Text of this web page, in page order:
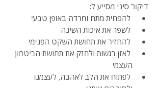
דיקור סיני מסייע ל:
לאזן רגשות ולחזק את תחושת הביטחון
העצמי
לפתוח את הלב לאהבה, לעצמנו